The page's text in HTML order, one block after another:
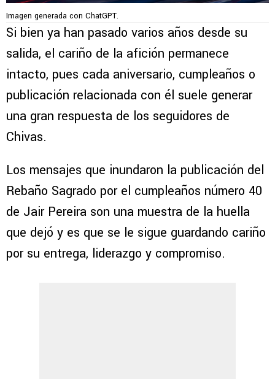
Imagen generada con ChatGPT.
Si bien ya han pasado varios años desde su
salida, el cariño de la afición permanece
intacto, pues cada aniversario, cumpleaños o
publicación relacionada con él suele generar
una gran respuesta de los seguidores de
Chivas.
Los mensajes que inundaron la publicación del
Rebaño Sagrado por el cumpleaños número 40
de Jair Pereira son una muestra de la huella
que dejó y es que se le sigue guardando cariño
por su entrega, liderazgo y compromiso.